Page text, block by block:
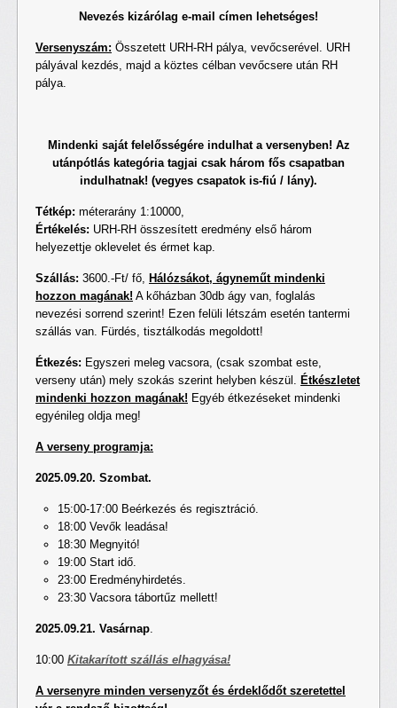
Nevezés kizárólag e-mail címen lehetséges!
Versenyszám: Összetett URH-RH pálya, vevőcserével. URH
pályával kezdés, majd a köztes célban vevőcsere után RH
pálya.
Mindenki saját felelősségére indulhat a versenyben! Az
utánpótlás kategória tagjai csak három fős csapatban
indulhatnak! (vegyes csapatok is-fiú / lány).
Tétkép: méterarány 1:10000,
Értékelés: URH-RH összesített eredmény első három
helyezettje oklevelet és érmet kap.
Szállás: 3600.-Ft/ fő, Hálózsákot, ágyneműt mindenki
hozzon magának! A kőházban 30db ágy van, foglalás
nevezési sorrend szerint! Ezen felüli létszám esetén tantermi
szállás van. Fürdés, tisztálkodás megoldott!
Étkezés: Egyszeri meleg vacsora, (csak szombat este,
verseny után) mely szokás szerint helyben készül. Étkészletet
mindenki hozzon magának! Egyéb étkezéseket mindenki
egyénileg oldja meg!
A verseny programja:
2025.09.20. Szombat.
15:00-17:00 Beérkezés és regisztráció.
18:00 Vevők leadása!
18:30 Megnyitó!
19:00 Start idő.
23:00 Eredményhirdetés.
23:30 Vacsora tábortűz mellett!
2025.09.21. Vasárnap.
10:00 Kitakarított szállás elhagyása!
A versenyre minden versenyzőt és érdeklődőt szeretettel